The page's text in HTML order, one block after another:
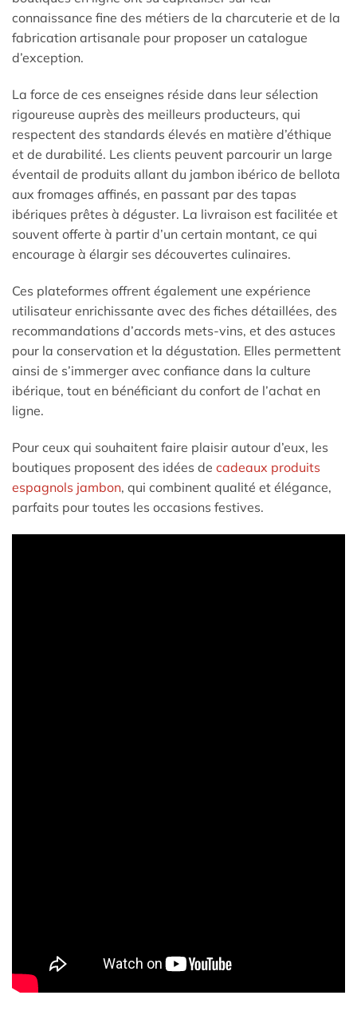
connaissance fine des métiers de la charcuterie et de la
fabrication artisanale pour proposer un catalogue
d’exception.
La force de ces enseignes réside dans leur sélection
rigoureuse auprès des meilleurs producteurs, qui
respectent des standards élevés en matière d’éthique
et de durabilité. Les clients peuvent parcourir un large
éventail de produits allant du jambon ibérico de bellota
aux fromages affinés, en passant par des tapas
ibériques prêtes à déguster. La livraison est facilitée et
souvent offerte à partir d’un certain montant, ce qui
encourage à élargir ses découvertes culinaires.
Ces plateformes offrent également une expérience
utilisateur enrichissante avec des fiches détaillées, des
recommandations d’accords mets-vins, et des astuces
pour la conservation et la dégustation. Elles permettent
ainsi de s’immerger avec confiance dans la culture
ibérique, tout en bénéficiant du confort de l’achat en
ligne.
Pour ceux qui souhaitent faire plaisir autour d’eux, les
boutiques proposent des idées de cadeaux produits
espagnols jambon, qui combinent qualité et élégance,
parfaits pour toutes les occasions festives.